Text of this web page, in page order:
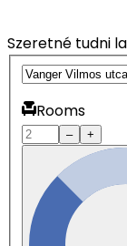
Szeretné tudni
Rooms
– +